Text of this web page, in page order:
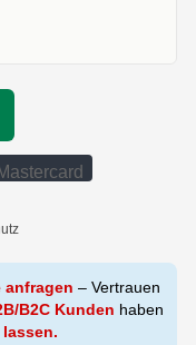
anfragen – Vertrauen
B2C Kunden haben